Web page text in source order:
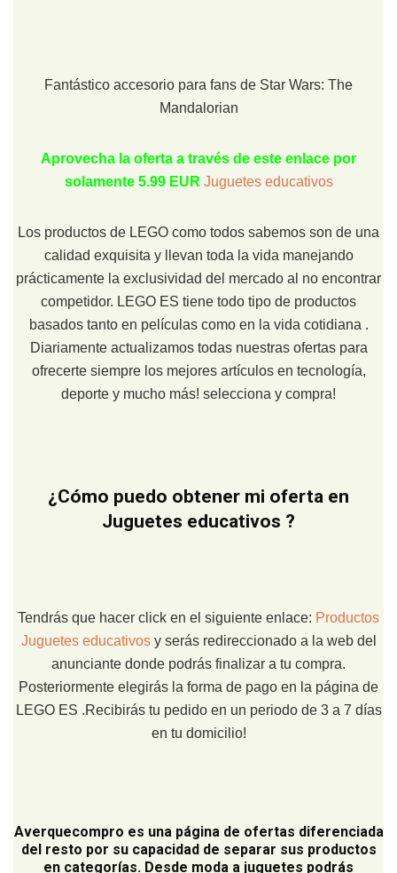
Fantástico accesorio para fans de Star Wars: The
Mandalorian
Aprovecha la oferta a través de este enlace por
solamente 5.99 EUR Juguetes educativos
Los productos de LEGO como todos sabemos son de una
calidad exquisita y llevan toda la vida manejando
prácticamente la exclusividad del mercado al no encontrar
competidor. LEGO ES tiene todo tipo de productos
basados tanto en películas como en la vida cotidiana .
Diariamente actualizamos todas nuestras ofertas para
ofrecerte siempre los mejores artículos en tecnología,
deporte y mucho más! selecciona y compra!
¿Cómo puedo obtener mi oferta en
Juguetes educativos ?
Tendrás que hacer click en el siguiente enlace: Productos
Juguetes educativos y serás redireccionado a la web del
anunciante donde podrás finalizar a tu compra.
Posteriormente elegirás la forma de pago en la página de
LEGO ES .Recibirás tu pedido en un periodo de 3 a 7 días
en tu domicilio!
Averquecompro es una página de ofertas diferenciada
del resto por su capacidad de separar sus productos
en categorías. Desde moda a juguetes podrás